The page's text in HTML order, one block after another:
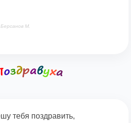
М.
тебя поздравить,